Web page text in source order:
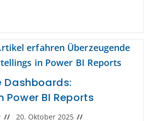
Dashboards:
BI Reports
20. Oktober 2025